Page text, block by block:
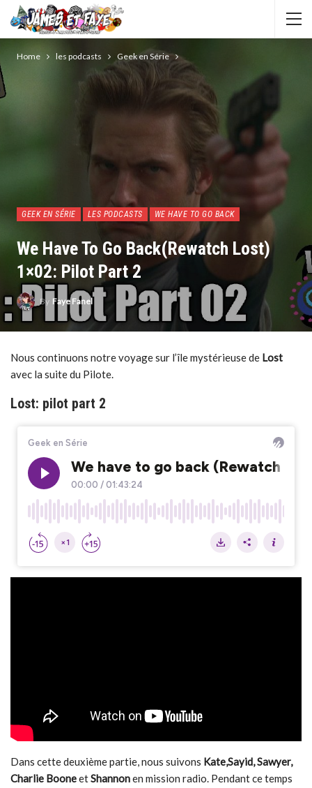
Home les podcasts Geek en Série
GEEK EN SÉRIE LES PODCASTS WE HAVE TO GO BACK
We Have To Go Back(rewatch Lost)
1×02: Pilot Part 2
By Faye Fanel
Nous continuons notre voyage sur l’île mystérieuse de Lost
avec la suite du Pilote.
Lost: pilot part 2
Dans cette deuxième partie, nous suivons Kate,Sayid, Sawyer,
Charlie BooneetShannonen mission radio. Pendant ce temps